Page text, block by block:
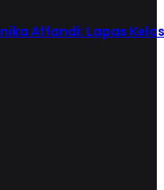
Affandi: Lapas